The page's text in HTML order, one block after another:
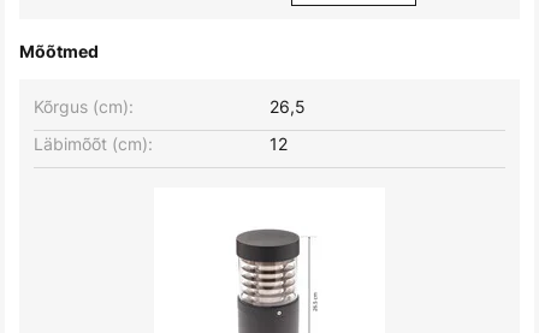
Mõõtmed
Kõrgus (cm):
26,5
Läbimõõt (cm):
12